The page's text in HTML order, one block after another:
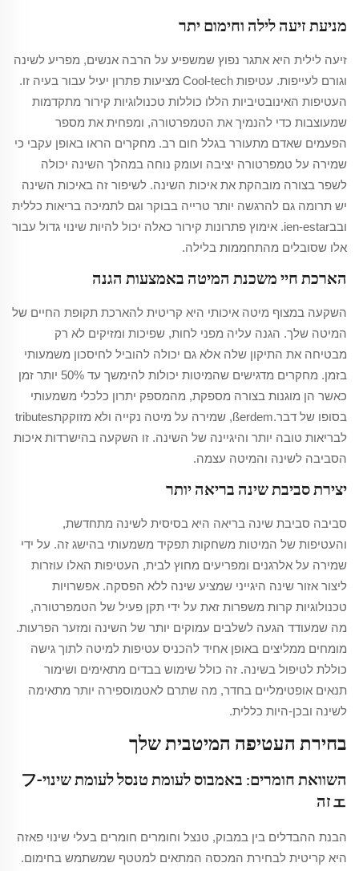
מניעת זיעה לילה וחימום יתר
זיעה לילית היא אתגר נפוץ שמשפיע על הרבה אנשים, מפריע לשינה
וגורם לעייפות. עטיפות Cool-tech מציעות פתרון יעיל עבור בעיה זו.
העטיפות האינובטיביות הללו כוללות טכנולוגיות קירור מתקדמות
שמעוצבות כדי להנמיך את הטמפרטורה, ומפחית את מספר
הפעמים שאדם מתעורר בגלל חום רב. מחקרים הראו באופן עקבי כי
שמירה על טמפרטורה יציבה ועומק נוחה במהלך השינה יכולה
לשפר בצורה מובהקת את איכות השינה. לשיפור זה באיכות השינה
יש תרומה גם להרגשה יותר טרייה בבוקר וגם לתמיכה בריאות כללית
ובבien-estar. אימוץ פתרונות קירור כאלה יכול להיות שינוי גדול עבור
אלו שסובלים מהתחממות בלילה.
הארכת חיי משכנת המיטה באמצעות הגנה
השקעה במצוף מיטה איכותי היא קריטית להארכת תקופת החיים של
המיטה שלך. הגנה עליה מפני לחות, שפיכות ומזיקים לא רק
מבטיחה את התיקון שלה אלא גם יכולה להוביל לחיסכון משמעותי
בזמן. מחקרים מדגישים שהמיטות יכולות להימשך עד 50% יותר זמן
כאשר הן מוגנות בצורה מספקת, מהמספק יתרון כלכלי משמעותי
בסופו של דבר.ßerdem, שמירה על מיטה נקייה ולא מזוקקתtributes
לבריאות טובה יותר והיגיינה של השינה. זו השקעה בהישרדות איכות
הסביבה לשינה והמיטה עצמה.
יצירת סביבת שינה בריאה יותר
סביבה סביבת שינה בריאה היא בסיסית לשינה מתחדשת,
והעטיפות של המיטות משחקות תפקיד משמעותי בהישג זה. על ידי
שמירה על אלרגנים ומפריעים מחוץ לבית, העטיפות האלו עוזרות
ליצור אזור שינה היגייני שמציע שינה ללא הפסקה. אפשרויות
טכנולוגיות קרות משפרות זאת על ידי תקן פעיל של הטמפרטורה,
מה שמעודד הגעה לשלבים עמוקים יותר של השינה ומזער הפרעות.
מומחים ממליצים באופן אחיד להכניס עטיפות למיטה לתוך גישה
כוללת לטיפול בשינה. זה כולל שימוש בבדים מתאימים ושימור
תנאים אופטימליים בחדר, מה שתרם לאטמוספירה יותר מתאימה
לשינה ובכן-היות כללית.
בחירת העטיפה המיטבית שלך
השוואת חומרים: באמבוס לעומת טנסל לעומת שינוי-フ
ェזה
הבנת ההבדלים בין במבוק, טנצל וחומרים חומרים בעלי שינוי פאזה
היא קריטית לבחירת המכסה המתאים למטטף שמשתמש בחימום.